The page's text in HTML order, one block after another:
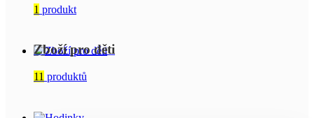
1 produkt
Zboží pro děti
11 produktů